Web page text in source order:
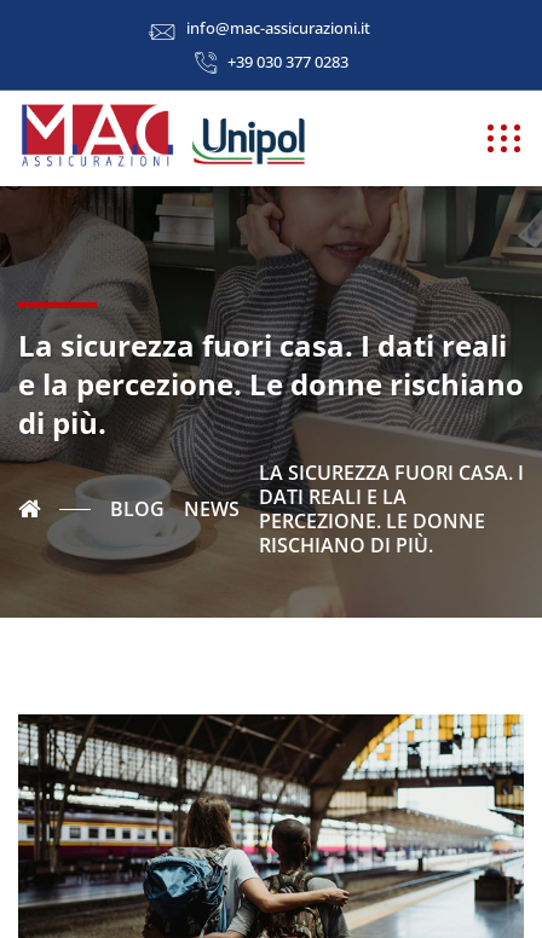
info@mac-assicurazioni.it
+39 030 377 0283
La sicurezza fuori casa. I dati reali
e la percezione. Le donne rischiano
di più.
BLOG NEWS
LA SICUREZZA FUORI CASA. I
DATI REALI E LA
PERCEZIONE. LE DONNE
RISCHIANO DI PIÙ.